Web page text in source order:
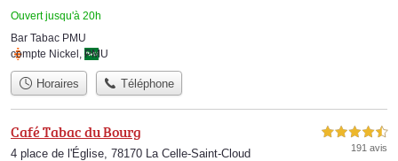
Ouvert jusqu'à 20h
Bar Tabac PMU
compte Nickel PMU
Horaires Téléphone
Café Tabac du Bourg
4 place de l'Église, 78170 La Celle-Saint-Cloud
4,5 étoiles sur 5
191 avis